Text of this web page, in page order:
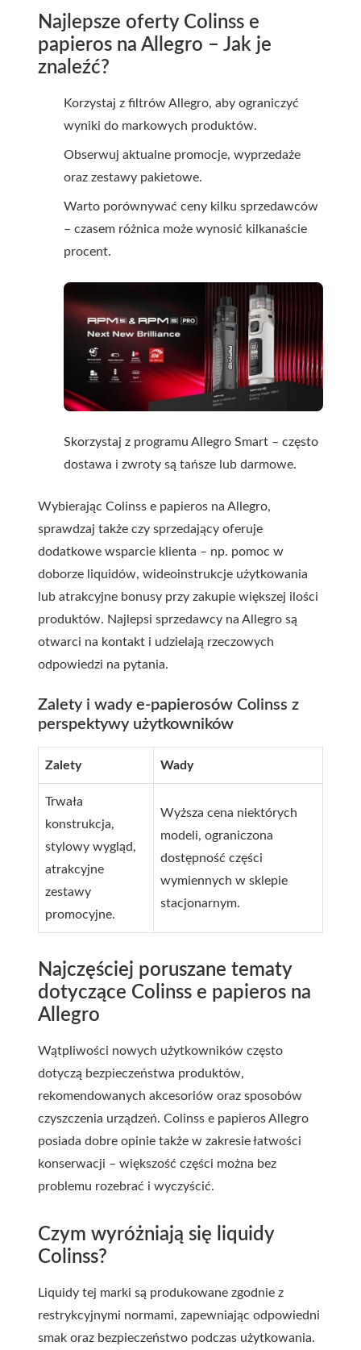
Najlepsze oferty Colinss e
papieros na Allegro – Jak je
znaleźć?
Korzystaj z filtrów Allegro, aby ograniczyć
wyniki do markowych produktów.
Obserwuj aktualne promocje, wyprzedaże
oraz zestawy pakietowe.
Warto porównywać ceny kilku sprzedawców
– czasem różnica może wynosić kilkanaście
procent.
Skorzystaj z programu Allegro Smart – często
dostawa i zwroty są tańsze lub darmowe.
Wybierając Colinss e papieros na Allegro,
sprawdzaj także czy sprzedający oferuje
dodatkowe wsparcie klienta – np. pomoc w
doborze liquidów, wideoinstrukcje użytkowania
lub atrakcyjne bonusy przy zakupie większej ilości
produktów. Najlepsi sprzedawcy na Allegro są
otwarci na kontakt i udzielają rzeczowych
odpowiedzi na pytania.
Zalety i wady e-papierosów Colinss z
perspektywy użytkowników
Zalety Wady
Trwała
konstrukcja,
stylowy wygląd,
atrakcyjne
zestawy
promocyjne.
Wyższa cena niektórych
modeli, ograniczona
dostępność części
wymiennych w sklepie
stacjonarnym.
Najczęściej poruszane tematy
dotyczące Colinss e papieros na
Allegro
Wątpliwości nowych użytkowników często
dotyczą bezpieczeństwa produktów,
rekomendowanych akcesoriów oraz sposobów
czyszczenia urządzeń. Colinss e papieros Allegro
posiada dobre opinie także w zakresie łatwości
konserwacji – większość części można bez
problemu rozebrać i wyczyścić.
Czym wyróżniają się liquidy
Colinss?
Liquidy tej marki są produkowane zgodnie z
restrykcyjnymi normami, zapewniając odpowiedni
smak oraz bezpieczeństwo podczas użytkowania.